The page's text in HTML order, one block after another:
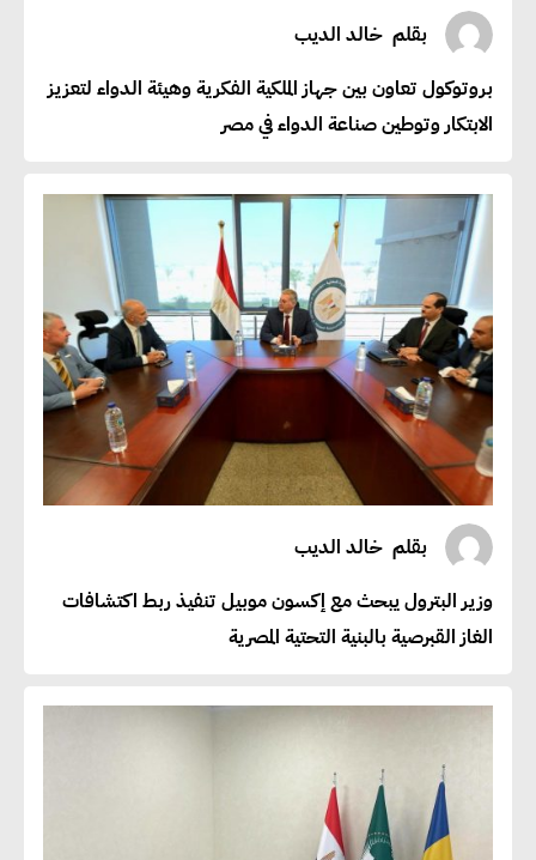
بقلم خالد الديب
بروتوكول تعاون بين جهاز الملكية الفكرية وهيئة الدواء لتعزيز
الابتكار وتوطين صناعة الدواء في مصر
بقلم خالد الديب
وزير البترول يبحث مع إكسون موبيل تنفيذ ربط اكتشافات
الغاز القبرصية بالبنية التحتية المصرية